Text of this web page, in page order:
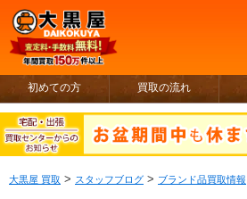
初めての方 買取の流れ
大黒屋 買取 > スタッフブログ > ブランド品買取情報